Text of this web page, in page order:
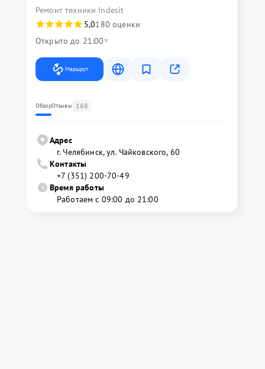
Ремонт техники Indesit
5,0180 оценки
Открыто до 21:00
Маршрут
ОбзорОтзывы 168
Адрес
г. Челябинск, ул. Чайковского, 60
Контакты
+7 (351) 200-70-49
Время работы
Работаем с 09:00 до 21:00